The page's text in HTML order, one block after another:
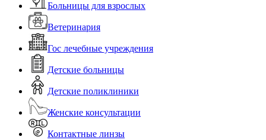
Больницы для взрослых
Ветеринария
Гос лечебные учреждения
Детские больницы
Детские поликлиники
Женские консультации
Контактные линзы